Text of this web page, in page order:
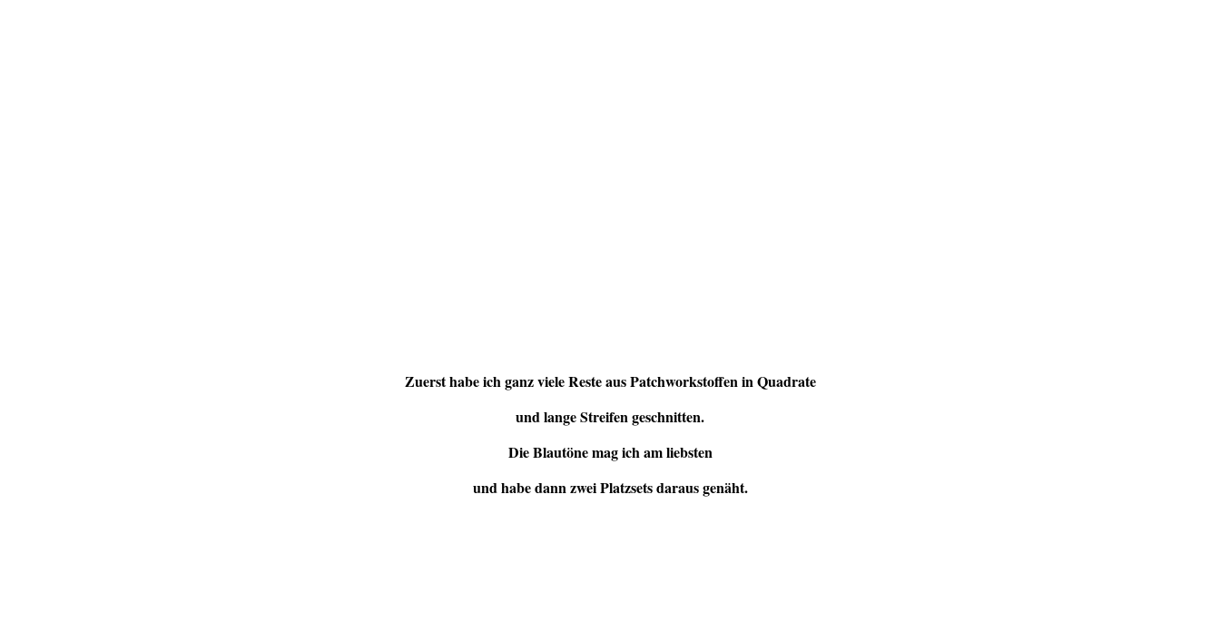
Zuerst habe ich ganz viele Reste aus Patchworkstoffen in Quadrate
und lange Streifen geschnitten.
Die Blautöne mag ich am liebsten
und habe dann zwei Platzsets daraus genäht.